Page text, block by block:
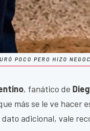
POCO PERO HIZO
, fanático de
más se le ve hacer
adicional, vale